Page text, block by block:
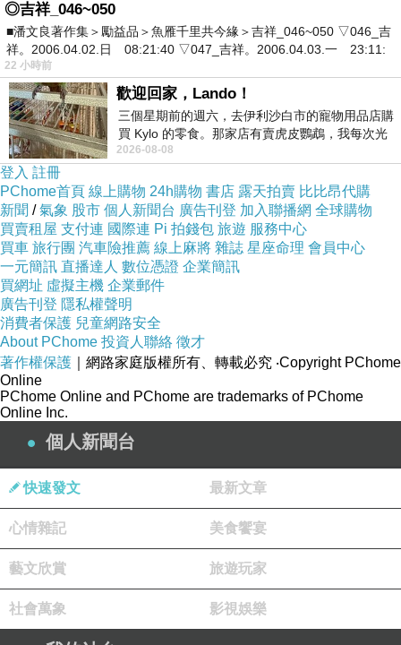
以下是 夜晚青年旅舍 - 普吉島 的介紹 如果也跟
我一樣喜歡不妨看看喔!
PS.若您家裡有0~4歲的小朋友，
費好物
PS2.結緍後漸漸沒有性福感了?性趣全消了嗎?來
這選些性福小物吧~~
↓↓↓限量特優價格按鈕↓↓↓
◎吉祥_046~050
■潘文良著作集＞勵益品＞魚雁千里共今緣＞吉祥_046~050 ▽046_吉
祥。2006.04.02.日 08:21:40 ▽047_吉祥。2006.04.03.一 23:11:
22 小時前
歡迎回家，Lando！
三個星期前的週六，去伊利沙白市的寵物用品店購
買 Kylo 的零食。那家店有賣虎皮鸚鵡，我每次光
顧都會去看一下。他們偶爾會引進 C
2026-08-08
登入 註冊
PChome首頁 線上購物 24h購物 書店 露天拍賣 比比昂代購
新聞 /氣象 股市 個人新聞台 廣告刊登 加入聯播網 全球購物
買賣租屋 支付連 國際連 Pi 拍錢包 旅遊 服務中心
買車 旅行團 汽車險推薦 線上麻將 雜誌 星座命理 會員中心
一元簡訊 直播達人 數位憑證 企業簡訊
買網址 虛擬主機 企業郵件
廣告刊登 隱私權聲明
消費者保護 兒童網路安全
About PChome 投資人聯絡 徵才
著作權保護 ｜網路家庭版權所有、轉載必究 ‧Copyright PChome
Online
PChome Online and PChome are trademarks of PChome
Online Inc.
個人新聞台
快速發文 最新文章
心情雜記 美食饗宴
藝文欣賞 旅遊玩家
社會萬象 影視娛樂